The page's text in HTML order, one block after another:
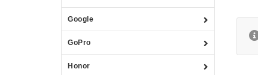
Google
GoPro
Honor